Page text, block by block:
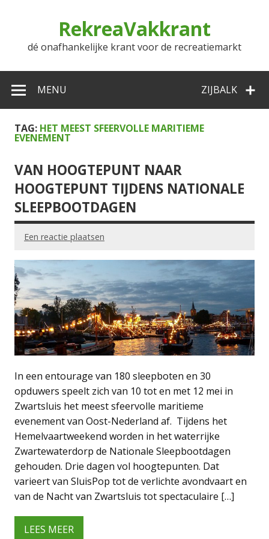
RekreaVakkrant
dé onafhankelijke krant voor de recreatiemarkt
ZIJBALK
MENU
TAG: HET MEEST SFEERVOLLE MARITIEME
EVENEMENT
VAN HOOGTEPUNT NAAR
HOOGTEPUNT TIJDENS NATIONALE
SLEEPBOOTDAGEN
Een reactie plaatsen
In een entourage van 180 sleepboten en 30
opduwers speelt zich van 10 tot en met 12 mei in
Zwartsluis het meest sfeervolle maritieme
evenement van Oost-Nederland af. Tijdens het
Hemelvaartweekend worden in het waterrijke
Zwartewaterdorp de Nationale Sleepbootdagen
gehouden. Drie dagen vol hoogtepunten. Dat
varieert van SluisPop tot de verlichte avondvaart en
van de Nacht van Zwartsluis tot spectaculaire […]
LEES MEER